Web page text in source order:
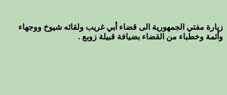
زيارة مفتي الجمهورية الى قضاء أبي غريب ولقائه شيوخ ووجهاء
وأئمة وخطباء من القضاء بضيافة قبيلة زوبع .